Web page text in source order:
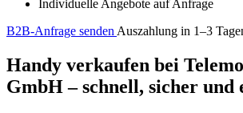
Individuelle Angebote auf Anfrage
B2B-Anfrage senden Auszahlung in 1–3
Handy verkaufen bei
GmbH – schnell, sicher und